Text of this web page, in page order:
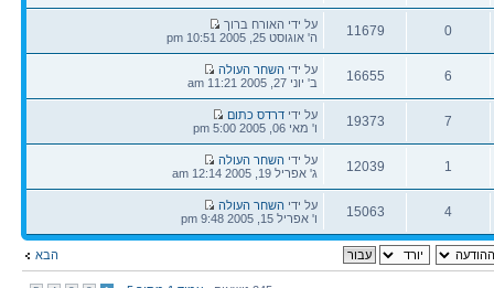
תגובות
צפיות
0
תגובות
11679
צפיות
הודעה
אחרונה
על ידי האורח ברוך
ה' אוגוסט 25, 2005 10:51 pm
6
תגובות
16655
צפיות
הודעה
אחרונה
על ידי השחר העולה
ב' יוני 27, 2005 11:21 am
7
תגובות
19373
צפיות
הודעה
אחרונה
על ידידרדס כתום
ו' מאי 06, 2005 5:00 pm
1
תגובות
12039
צפיות
הודעה
אחרונה
על ידי השחר העולה
ג' אפריל 19, 2005 12:14 am
4
תגובות
15063
צפיות
הודעה
אחרונה
על ידי השחר העולה
ו' אפריל 15, 2005 9:48 pm
הבא